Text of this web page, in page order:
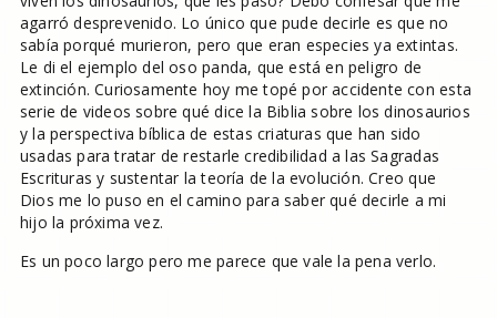
agarró desprevenido. Lo único que pude decirle es que no
sabía porqué murieron, pero que eran especies ya extintas.
Le di el ejemplo del oso panda, que está en peligro de
extinción. Curiosamente hoy me topé por accidente con esta
serie de videos sobre qué dice la Biblia sobre los dinosaurios
y la perspectiva bíblica de estas criaturas que han sido
usadas para tratar de restarle credibilidad a las Sagradas
Escrituras y sustentar la teoría de la evolución. Creo que
Dios me lo puso en el camino para saber qué decirle a mi
hijo la próxima vez.
Es un poco largo pero me parece que vale la pena verlo.